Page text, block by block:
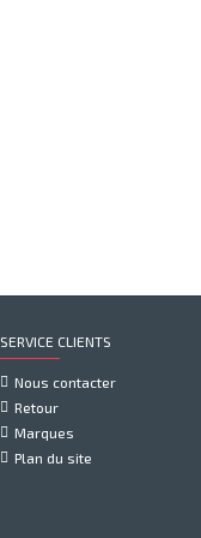
SERVICE CLIENTS
Nous contacter
Retour
Marques
Plan du site